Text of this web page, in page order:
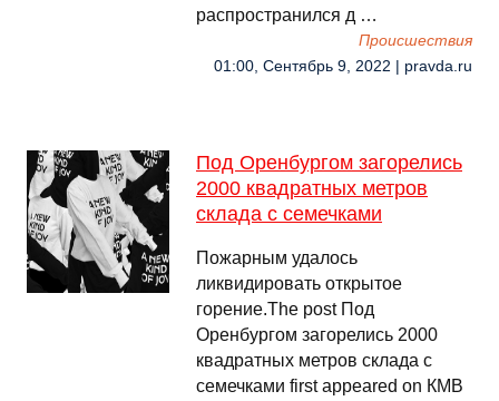
распространился д …
Происшествия
01:00, Сентябрь 9, 2022 | pravda.ru
Под Оренбургом загорелись
2000 квадратных метров
склада с семечками
Пожарным удалось
ликвидировать открытое
горение.The post Под
Оренбургом загорелись 2000
квадратных метров склада с
семечками first appeared on КМВ